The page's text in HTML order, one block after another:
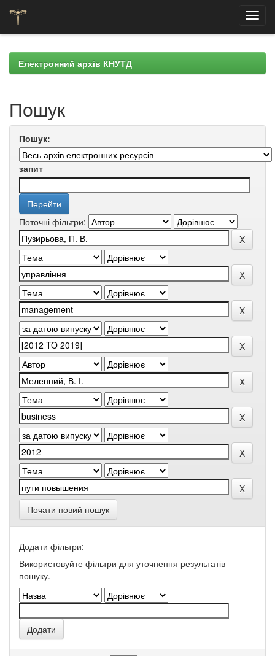
navigationЕлектронний архів КНУТД
Пошук
Пошук:
запит
Поточні фільтри:
Почати новий пошук
Додати фільтри:
Використовуйте фільтри для уточнення результатів
пошуку.